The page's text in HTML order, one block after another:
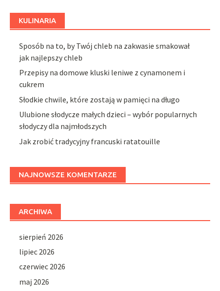
KULINARIA
Sposób na to, by Twój chleb na zakwasie smakował
jak najlepszy chleb
Przepisy na domowe kluski leniwe z cynamonem i
cukrem
Słodkie chwile, które zostają w pamięci na długo
Ulubione słodycze małych dzieci – wybór popularnych
słodyczy dla najmłodszych
Jak zrobić tradycyjny francuski ratatouille
NAJNOWSZE KOMENTARZE
ARCHIWA
sierpień 2026
lipiec 2026
czerwiec 2026
maj 2026